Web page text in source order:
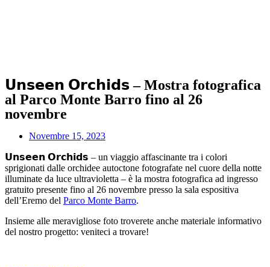
𝗨𝗻𝘀𝗲𝗲𝗻 𝗢𝗿𝗰𝗵𝗶𝗱𝘀 – Mostra fotografica
al Parco Monte Barro fino al 26
novembre
Novembre 15, 2023
𝗨𝗻𝘀𝗲𝗲𝗻 𝗢𝗿𝗰𝗵𝗶𝗱𝘀 – un viaggio affascinante tra i colori
sprigionati dalle orchidee autoctone fotografate nel cuore della notte
illuminate da luce ultravioletta – è la mostra fotografica ad ingresso
gratuito presente fino al 26 novembre presso la sala espositiva
dell’Eremo del Parco Monte Barro.
Insieme alle meravigliose foto troverete anche materiale informativo
del nostro progetto: veniteci a trovare!